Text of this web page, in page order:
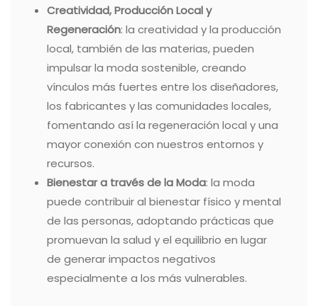
Creatividad, Producción Local y
Regeneración: la creatividad y la producción
local, también de las materias, pueden
impulsar la moda sostenible, creando
vínculos más fuertes entre los diseñadores,
los fabricantes y las comunidades locales,
fomentando así la regeneración local y una
mayor conexión con nuestros entornos y
recursos.
Bienestar a través de la Moda: la moda
puede contribuir al bienestar físico y mental
de las personas, adoptando prácticas que
promuevan la salud y el equilibrio en lugar
de generar impactos negativos
especialmente a los más vulnerables.